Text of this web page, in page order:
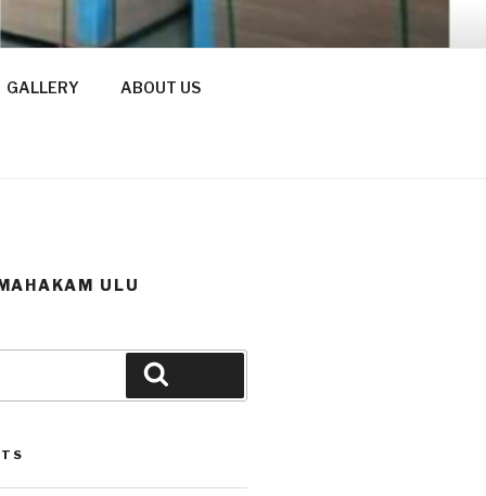
GALLERY ABOUT US
ULU